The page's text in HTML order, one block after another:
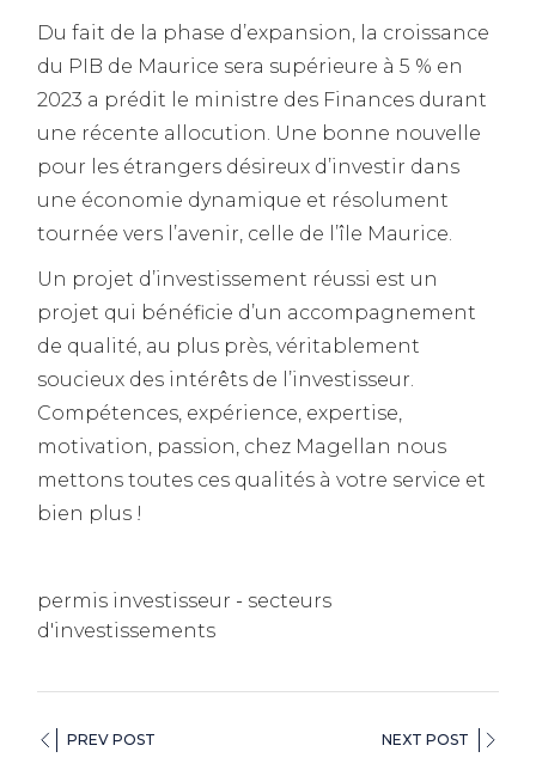
Du fait de la phase d’expansion, la croissance
du PIB de Maurice sera supérieure à 5 % en
2023 a prédit le ministre des Finances durant
une récente allocution. Une bonne nouvelle
pour les étrangers désireux d’investir dans
une économie dynamique et résolument
tournée vers l’avenir, celle de l’île Maurice.
Un projet d’investissement réussi est un
projet qui bénéficie d’un accompagnement
de qualité, au plus près, véritablement
soucieux des intérêts de l’investisseur.
Compétences, expérience, expertise,
motivation, passion, chez Magellan nous
mettons toutes ces qualités à votre service et
bien plus !
permis investisseur
secteurs
d'investissements
PREV POST NEXT POST